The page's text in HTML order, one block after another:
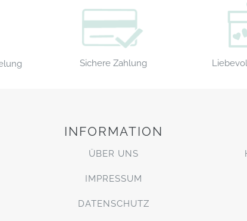
Sichere Zahlung
INFORMATION
ÜBER UNS
IMPRESSUM
DATENSCHUTZ